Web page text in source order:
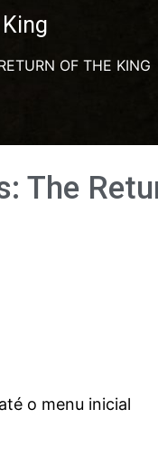
OF THE KING
The
o menu inicial